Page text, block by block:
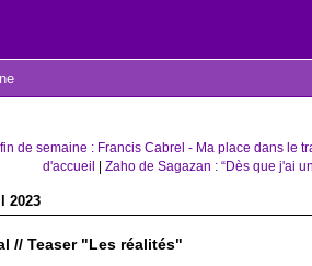
de semaine : Francis Cabrel - Ma place dans le
d'accueil |Zaho de Sagazan : “Dès que j'ai
2023
// Teaser "Les réalités"